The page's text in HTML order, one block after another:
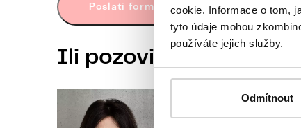
cookie. Informace o tom,
tyto údaje mohou
používáte jejich služby.
Odmítnout
Poslati formular
Ili pozovite